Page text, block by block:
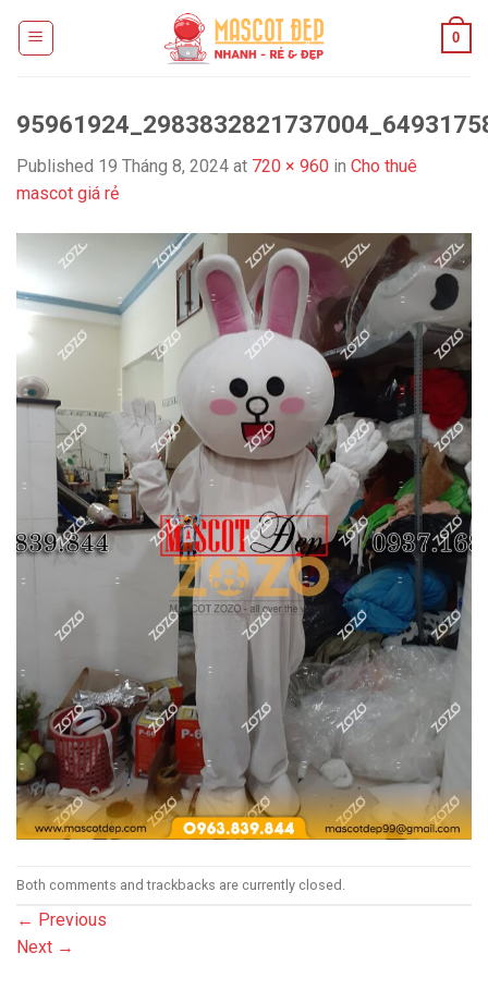
0
Published 19 Tháng 8, 2024 at 720 × 960 in Cho thuê
mascot giá rẻ
Both comments and trackbacks are currently closed.
← Previous
Next →